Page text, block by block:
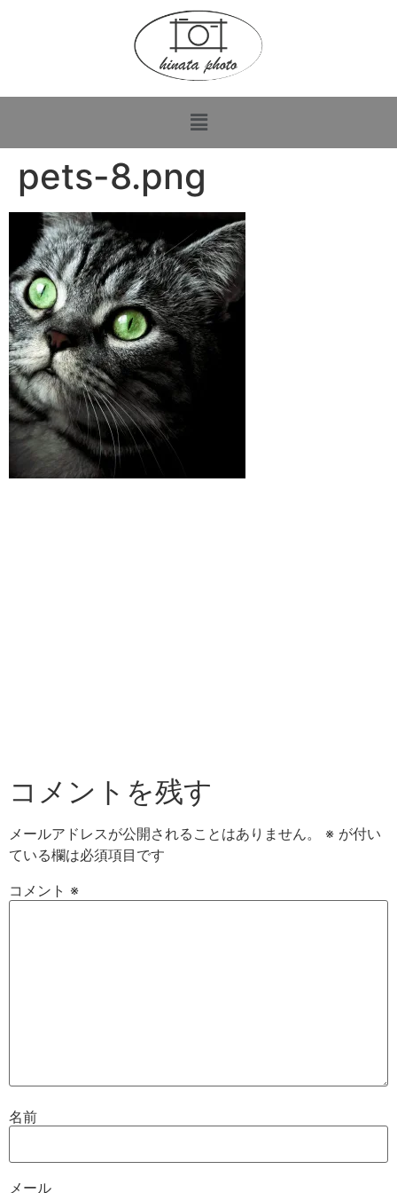
pets-8.png
コメントを残す
メールアドレスが公開されることはありません。 ※ が付い
ている欄は必須項目です
コメント ※
名前
メール